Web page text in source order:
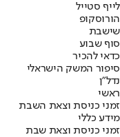
לייף סטייל
הורוסקופ
שישבת
סוף שבוע
כדאי להכיר
סיפור המשק הישראלי
נדל"ן
ראשי
זמני כניסת וצאת השבת
מידע כללי
זמני כניסת וצאת שבת